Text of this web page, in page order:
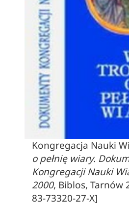
Kongregacja Nauki
o pełnię wiary.
Kongregacji Nauki
2000, Biblos, Tarnów
83-73320-27-X]